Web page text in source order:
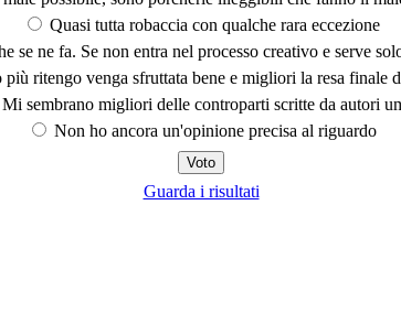
Quasi tutta robaccia con qualche rara eccezione
se ne fa. Se non entra nel processo creativo e serve
più ritengo venga sfruttata bene e migliori la resa finale
Mi sembrano migliori delle controparti scritte da autori
Non ho ancora un'opinione precisa al riguardo
Guarda i risultati